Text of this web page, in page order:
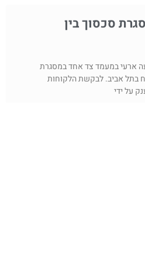
סכסוך בין
ארעי במעמד צד אחד במסגרת
בתל אביב. לבקשת הלקוחות
על ידי